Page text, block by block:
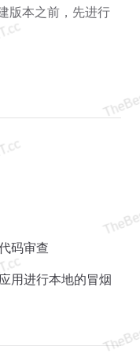
版本之前，先进行
码审查
用进行本地的冒烟